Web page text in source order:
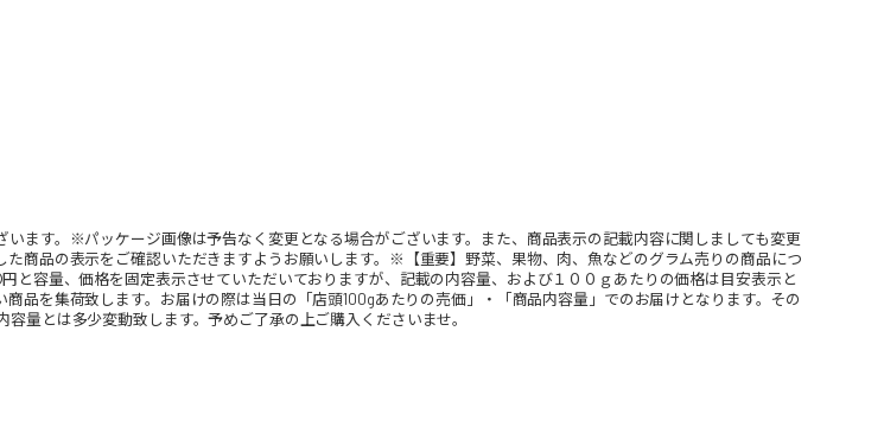
ます。※パッケージ画像は予告なく変更となる場合がございます。また、商品表示の記載内容に関しましても変更
た商品の表示をご確認いただきますようお願いします。※【重要】野菜、果物、肉、魚などのグラム売りの商品につ
と容量、価格を固定表示させていただいておりますが、記載の内容量、および１００ｇあたりの価格は目安表示と
品を集荷致します。お届けの際は当日の「店頭100gあたりの売価」・「商品内容量」でのお届けとなります。その
量とは多少変動致します。予めご了承の上ご購入くださいませ。